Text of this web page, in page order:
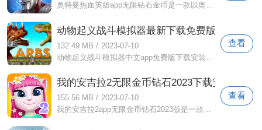
奥特曼热血英雄app无限钻石金币是一款以奥特曼为背景的动作格斗游戏。游戏中的英雄原型包括平成时期的经典迪迦和新一代赛罗奥特曼、银河、
动物起义战斗模拟器最新下载免费版
132.49 MB / 2023-07-10
查看
我的安吉拉2无限金币钻石2023下载安卓
155.56 MB / 2023-07-10
我的安吉拉2app无限金币钻石2023版是一款二次元风格的休闲养成游戏，游戏内容丰富多彩。玩家可以与可爱的阿吉拉互动，体验纯粹的乐趣。游戏
查看